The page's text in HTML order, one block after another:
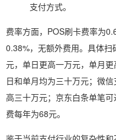
支付方式。
费率方面，POS刷卡费率为
0.38%，无额外费用。具体
元，单日更高一万元，单月
日和单月均为三十万元；微
高三十万元；京东白条单笔
费每年为68元。